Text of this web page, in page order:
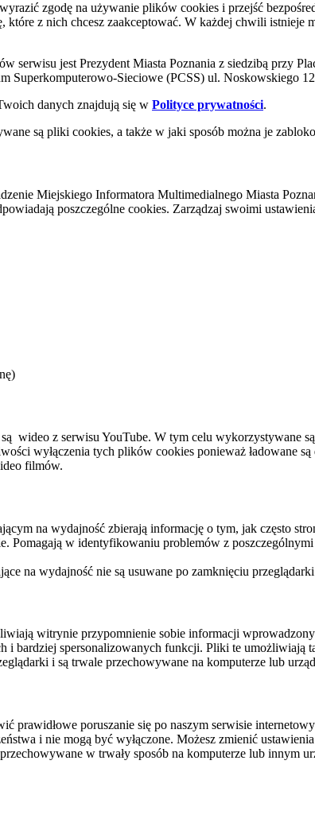
zgodę na używanie plików cookies i przejść
które z nich chcesz zaakceptować. W każdej chwili
serwisu jest Prezydent Miasta Poznania z siedzibą przy
Superkomputerowo-Sieciowe (PCSS) ul. Noskowskiego
danych znajdują się w Polityce prywatności.
są pliki cookies, a także w jaki sposób można je
Miejskiego Informatora Multimedialnego Miasta
poszczególne cookies. Zarządzaj swoimi
wideo z serwisu YouTube. W tym celu wykorzystywane
wyłączenia tych plików cookies ponieważ ładowane
filmów.
na wydajność zbierają informację o tym, jak często
Pomagają w identyfikowaniu problemów z
na wydajność nie są usuwane po zamknięciu
witrynie przypomnienie sobie informacji
i bardziej spersonalizowanych funkcji. Pliki te
i są trwale przechowywane na komputerze lub
prawidłowe poruszanie się po naszym serwisie
i nie mogą być wyłączone. Możesz zmienić
w trwały sposób na komputerze lub innym